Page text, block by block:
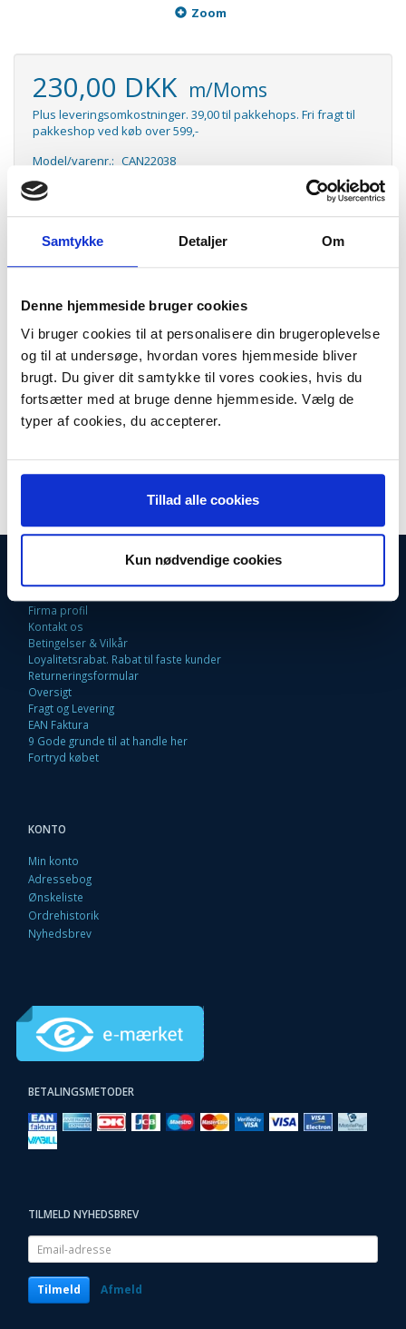
Samtykke Detaljer Om
Denne hjemmeside bruger cookies
Vi bruger cookies til at personalisere din brugeroplevelse
og til at undersøge, hvordan vores hjemmeside bliver
brugt. Du giver dit samtykke til vores cookies, hvis du
fortsætter med at bruge denne hjemmeside. Vælg de
typer af cookies, du accepterer.
Tillad alle cookies
Kun nødvendige cookies
Zoom
230,00 DKK m/Moms
Plus leveringsomkostninger. 39,00 til pakkehops. Fri fragt til
pakkeshop ved køb over 599,-
Model/varenr.: CAN22038
Lager:
BCI-15BK black ink cartridge (2), CAN22038
BCI-15BK Sort blæktank
Rækker til ca. 2 x 80 sider ved 5% dækning.
Passer til følgende maskiner:
PIXMA iP90
PIXMA i70
i80
Firma profil
Kontakt os
Betingelser & Vilkår
Loyalitetsrabat. Rabat til faste kunder
Returneringsformular
Oversigt
Fragt og Levering
EAN Faktura
9 Gode grunde til at handle her
Fortryd købet
KONTO
Min konto
Adressebog
Ønskeliste
Ordrehistorik
Nyhedsbrev
BETALINGSMETODER
TILMELD NYHEDSBREV
Email-
adresse
Tilmeld Afmeld